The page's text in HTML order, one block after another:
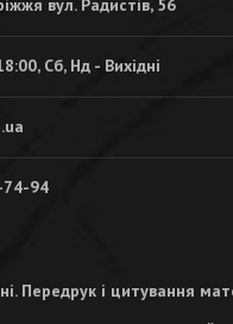
вул. Радистів, 56
Сб, Нд - Вихідні
74-94
Передрук і цитування